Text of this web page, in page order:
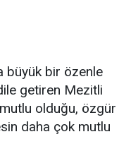
büyük bir özenle
getiren Mezitli
olduğu, özgür
daha çok mutlu